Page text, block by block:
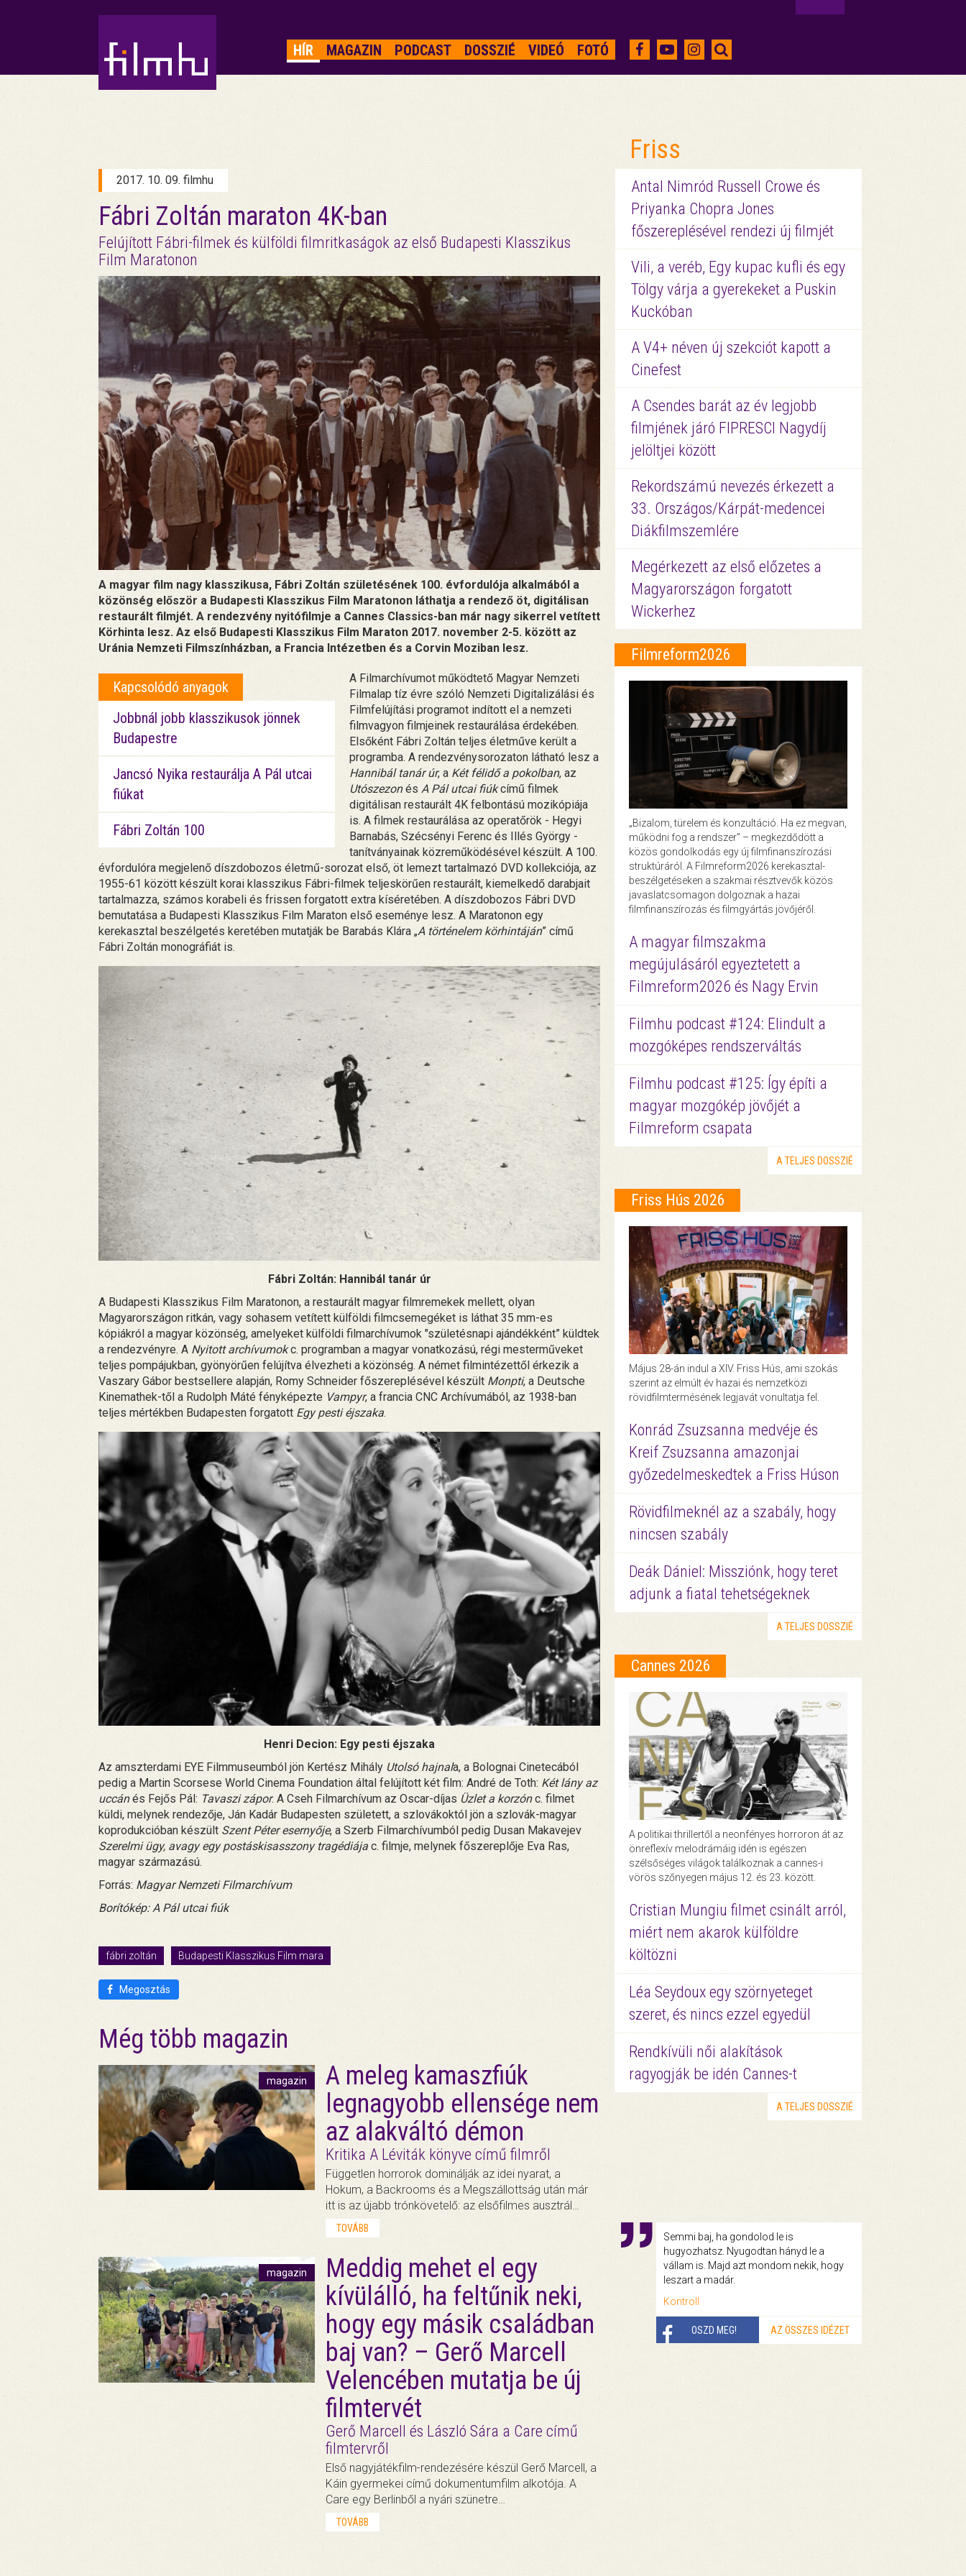
HÍR MAGAZIN PODCAST DOSSZIÉ VIDEÓ FOTÓ
2017. 10. 09. filmhu
Fábri Zoltán maraton 4K-ban
Felújított Fábri-filmek és külföldi filmritkaságok az első Budapesti Klasszikus
Film Maratonon
A magyar film nagy klasszikusa, Fábri Zoltán születésének 100. évfordulója alkalmából a
közönség először a Budapesti Klasszikus Film Maratonon láthatja a rendező öt, digitálisan
restaurált filmjét. A rendezvény nyitófilmje a Cannes Classics-ban már nagy sikerrel vetített
Körhinta lesz. Az első Budapesti Klasszikus Film Maraton 2017. november 2-5. között az
Uránia Nemzeti Filmszínházban, a Francia Intézetben és a Corvin Moziban lesz.
Kapcsolódó anyagok
Jobbnál jobb klasszikusok jönnek
Budapestre
Jancsó Nyika restaurálja A Pál utcai
fiúkat
Fábri Zoltán 100
A Filmarchívumot működtető Magyar Nemzeti
Filmalap tíz évre szóló Nemzeti Digitalizálási és
Filmfelújítási programot indított el a nemzeti
filmvagyon filmjeinek restaurálása érdekében.
Elsőként Fábri Zoltán teljes életműve került a
programba. A rendezvénysorozaton látható lesz a
Hannibál tanár úr, a Két félidő a pokolban, az
UtószezonésA Pál utcai fiúkcímű filmek
digitálisan restaurált 4K felbontású mozikópiája
is. A filmek restaurálása az operatőrök - Hegyi
Barnabás, Szécsényi Ferenc és Illés György -
tanítványainak közreműködésével készült. A 100.
évfordulóra megjelenő díszdobozos életmű-sorozat első, öt lemezt tartalmazó DVD kollekciója, az
1955-61 között készült korai klasszikus Fábri-filmek teljeskörűen restaurált, kiemelkedő darabjait
tartalmazza, számos korabeli és frissen forgatott extra kíséretében. A díszdobozos Fábri DVD
bemutatása a Budapesti Klasszikus Film Maraton első eseménye lesz. A Maratonon egy
kerekasztal beszélgetés keretében mutatják be Barabás Klára „A történelem körhintáján” című
Fábri Zoltán monográfiát is.
Fábri Zoltán: Hannibál tanár úr
A Budapesti Klasszikus Film Maratonon, a restaurált magyar filmremekek mellett, olyan
Magyarországon ritkán, vagy sohasem vetített külföldi filmcsemegéket is láthat 35 mm-es
kópiákról a magyar közönség, amelyeket külföldi filmarchívumok "születésnapi ajándékként” küldtek
a rendezvényre. A Nyitott archívumokc. programban a magyar vonatkozású, régi mesterműveket
teljes pompájukban, gyönyörűen felújítva élvezheti a közönség. A német filmintézettől érkezik a
Vaszary Gábor bestsellere alapján, Romy Schneider főszereplésével készült Monpti, a Deutsche
Kinemathek-től a Rudolph Máté fényképezte Vampyr, a francia CNC Archívumából, az 1938-ban
teljes mértékben Budapesten forgatott Egy pesti éjszaka.
Henri Decion: Egy pesti éjszaka
Az amszterdami EYE Filmmuseumból jön Kertész Mihály Utolsó hajnala, a Bolognai Cinetecából
pedig a Martin Scorsese World Cinema Foundation által felújított két film: André de Toth: Két lány az
uccánés Fejős Pál: Tavaszi zápor. A Cseh Filmarchívum az Oscar-díjas Üzlet a korzónc. filmet
küldi, melynek rendezője, Ján Kadár Budapesten született, a szlovákoktól jön a szlovák-magyar
koprodukcióban készült Szent Péter esernyője, a Szerb Filmarchívumból pedig Dusan Makavejev
Szerelmi ügy, avagy egy postáskisasszony tragédiája c. filmje, melynek főszereplője Eva Ras,
magyar származású.
Forrás: Magyar Nemzeti Filmarchívum
Borítókép: A Pál utcai fiúk
fábri zoltán Budapesti Klasszikus Film mara
Megosztás
Még több magazin
magazin
A meleg kamaszfiúk
legnagyobb ellensége nem
az alakváltó démon
Kritika A Léviták könyve című filmről
Független horrorok dominálják az idei nyarat, a
Hokum, a Backrooms és a Megszállottság után már
itt is az újabb trónkövetelő: az elsőfilmes ausztrál…
TOVÁBB
magazin
Meddig mehet el egy
kívülálló, ha feltűnik neki,
hogy egy másik családban
baj van? – Gerő Marcell
Velencében mutatja be új
filmtervét
Gerő Marcell és László Sára a Care című
filmtervről
Első nagyjátékfilm-rendezésére készül Gerő Marcell, a
Káin gyermekei című dokumentumfilm alkotója. A
Care egy Berlinből a nyári szünetre…
TOVÁBB
Friss
Antal Nimród Russell Crowe és
Priyanka Chopra Jones
főszereplésével rendezi új filmjét
Vili, a veréb, Egy kupac kufli és egy
Tölgy várja a gyerekeket a Puskin
Kuckóban
A V4+ néven új szekciót kapott a
Cinefest
A Csendes barát az év legjobb
filmjének járó FIPRESCI Nagydíj
jelöltjei között
Rekordszámú nevezés érkezett a
33. Országos/Kárpát-medencei
Diákfilmszemlére
Megérkezett az első előzetes a
Magyarországon forgatott
Wickerhez
Filmreform2026
„Bizalom, türelem és konzultáció. Ha ez megvan,
működni fog a rendszer” – megkezdődött a
közös gondolkodás egy új filmfinanszírozási
struktúráról. A Filmreform2026 kerekasztal-
beszélgetéseken a szakmai résztvevők közös
javaslatcsomagon dolgoznak a hazai
filmfinanszírozás és filmgyártás jövőjéről.
A magyar filmszakma
megújulásáról egyeztetett a
Filmreform2026 és Nagy Ervin
Filmhu podcast #124: Elindult a
mozgóképes rendszerváltás
Filmhu podcast #125: Így építi a
magyar mozgókép jövőjét a
Filmreform csapata
A TELJES DOSSZIÉ
Friss Hús 2026
Május 28-án indul a XIV. Friss Hús, ami szokás
szerint az elmúlt év hazai és nemzetközi
rövidfilmtermésének legjavát vonultatja fel.
Konrád Zsuzsanna medvéje és
Kreif Zsuzsanna amazonjai
győzedelmeskedtek a Friss Húson
Rövidfilmeknél az a szabály, hogy
nincsen szabály
Deák Dániel: Missziónk, hogy teret
adjunk a fiatal tehetségeknek
A TELJES DOSSZIÉ
Cannes 2026
A politikai thrillertől a neonfényes horroron át az
önreflexív melodrámáig idén is egészen
szélsőséges világok találkoznak a cannes-i
vörös szőnyegen május 12. és 23. között.
Cristian Mungiu filmet csinált arról,
miért nem akarok külföldre
költözni
Léa Seydoux egy szörnyeteget
szeret, és nincs ezzel egyedül
Rendkívüli női alakítások
ragyogják be idén Cannes-t
A TELJES DOSSZIÉ
Semmi baj, ha gondolod le is
hugyozhatsz. Nyugodtan hányd le a
vállam is. Majd azt mondom nekik, hogy
leszart a madár.
Kontroll
OSZD MEG! AZ ÖSSZES IDÉZET